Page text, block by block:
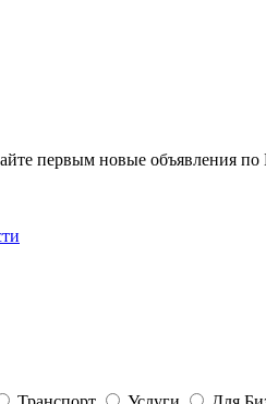
первым новые объявления